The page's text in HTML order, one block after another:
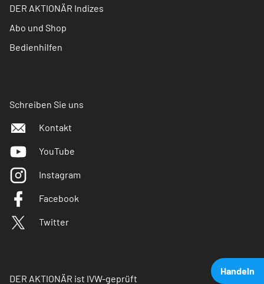
Handeln
DER AKTIONÄR Indizes
Abo und Shop
Bedienhilfen
Schreiben Sie uns
Kontakt
YouTube
Instagram
Facebook
Twitter
DER AKTIONÄR ist IVW-geprüft